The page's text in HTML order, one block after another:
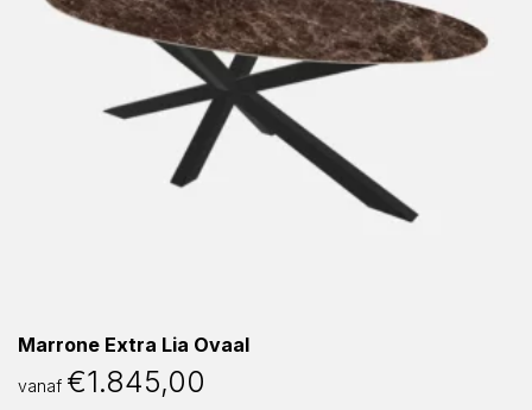
Marrone Extra Lia Ovaal
vanaf €1.845,00